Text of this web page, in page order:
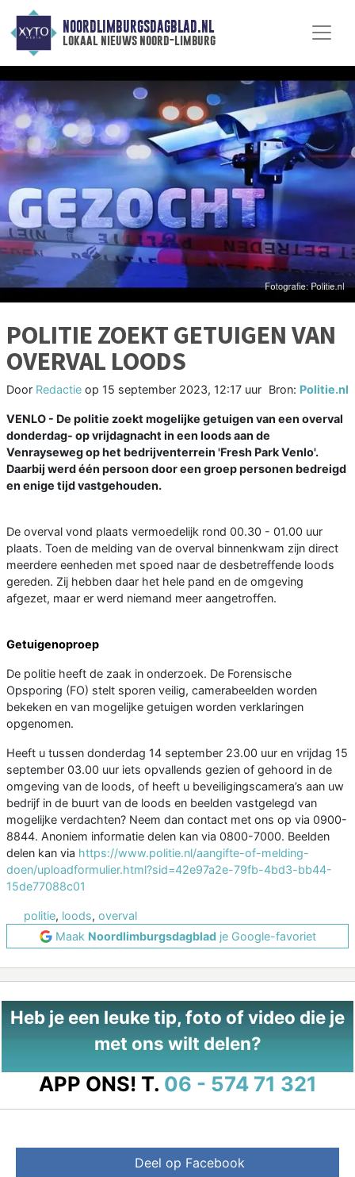
NOORDLIMBURGSDAGBLAD.NL
lokaal nieuws noord-limburg
POLITIE ZOEKT GETUIGEN VAN
OVERVAL LOODS
Door Redactie op 15 september 2023, 12:17 uur Bron: Politie.nl
VENLO - De politie zoekt mogelijke getuigen van een overval
donderdag- op vrijdagnacht in een loods aan de
Venrayseweg op het bedrijventerrein 'Fresh Park Venlo'.
Daarbij werd één persoon door een groep personen bedreigd
en enige tijd vastgehouden.
De overval vond plaats vermoedelijk rond 00.30 - 01.00 uur
plaats. Toen de melding van de overval binnenkwam zijn direct
meerdere eenheden met spoed naar de desbetreffende loods
gereden. Zij hebben daar het hele pand en de omgeving
afgezet, maar er werd niemand meer aangetroffen.
Getuigenoproep
De politie heeft de zaak in onderzoek. De Forensische
Opsporing (FO) stelt sporen veilig, camerabeelden worden
bekeken en van mogelijke getuigen worden verklaringen
opgenomen.
Heeft u tussen donderdag 14 september 23.00 uur en vrijdag 15
september 03.00 uur iets opvallends gezien of gehoord in de
omgeving van de loods, of heeft u beveiligingscamera’s aan uw
bedrijf in de buurt van de loods en beelden vastgelegd van
mogelijke verdachten? Neem dan contact met ons op via 0900-
8844. Anoniem informatie delen kan via 0800-7000. Beelden
delen kan via https://www.politie.nl/aangifte-of-melding-
doen/uploadformulier.html?sid=42e97a2e-79fb-4bd3-bb44-
15de77088c01
politie, loods, overval
Maak Noordlimburgsdagbladje Google-favoriet
Heb je een leuke tip, foto of video die je
met ons wilt delen?
APP ONS! T. 06 - 574 71 321
Deel op Facebook